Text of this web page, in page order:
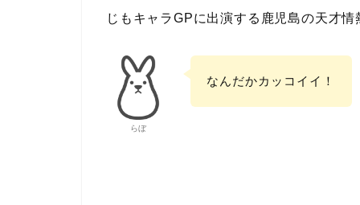
じもキャラGPに出演する鹿児島の天才
らぼ
なんだかカッコイイ！